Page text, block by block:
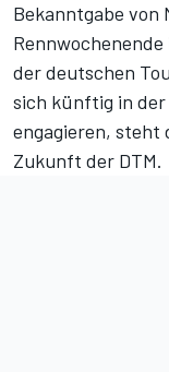
Bekanntgabe von
Rennwochenende
der deutschen
sich künftig in der
engagieren, steht
Zukunft der DTM.